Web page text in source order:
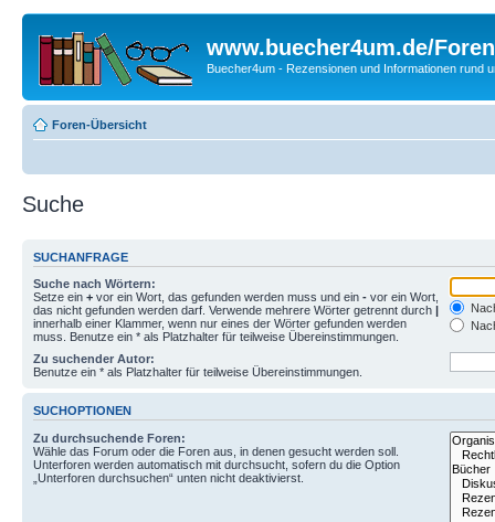
www.buecher4um.de/Foren
Buecher4um - Rezensionen und Informationen rund
Foren-Übersicht
Suche
SUCHANFRAGE
Suche nach Wörtern:
Setze ein + vor ein Wort, das gefunden werden muss und ein - vor ein Wort,
das nicht gefunden werden darf. Verwende mehrere Wörter getrennt durch |
innerhalb einer Klammer, wenn nur eines der Wörter gefunden werden
muss. Benutze ein * als Platzhalter für teilweise Übereinstimmungen.
Zu suchender Autor:
Benutze ein * als Platzhalter für teilweise Übereinstimmungen.
SUCHOPTIONEN
Zu durchsuchende Foren:
Wähle das Forum oder die Foren aus, in denen gesucht werden soll.
Unterforen werden automatisch mit durchsucht, sofern du die Option
„Unterforen durchsuchen“ unten nicht deaktivierst.